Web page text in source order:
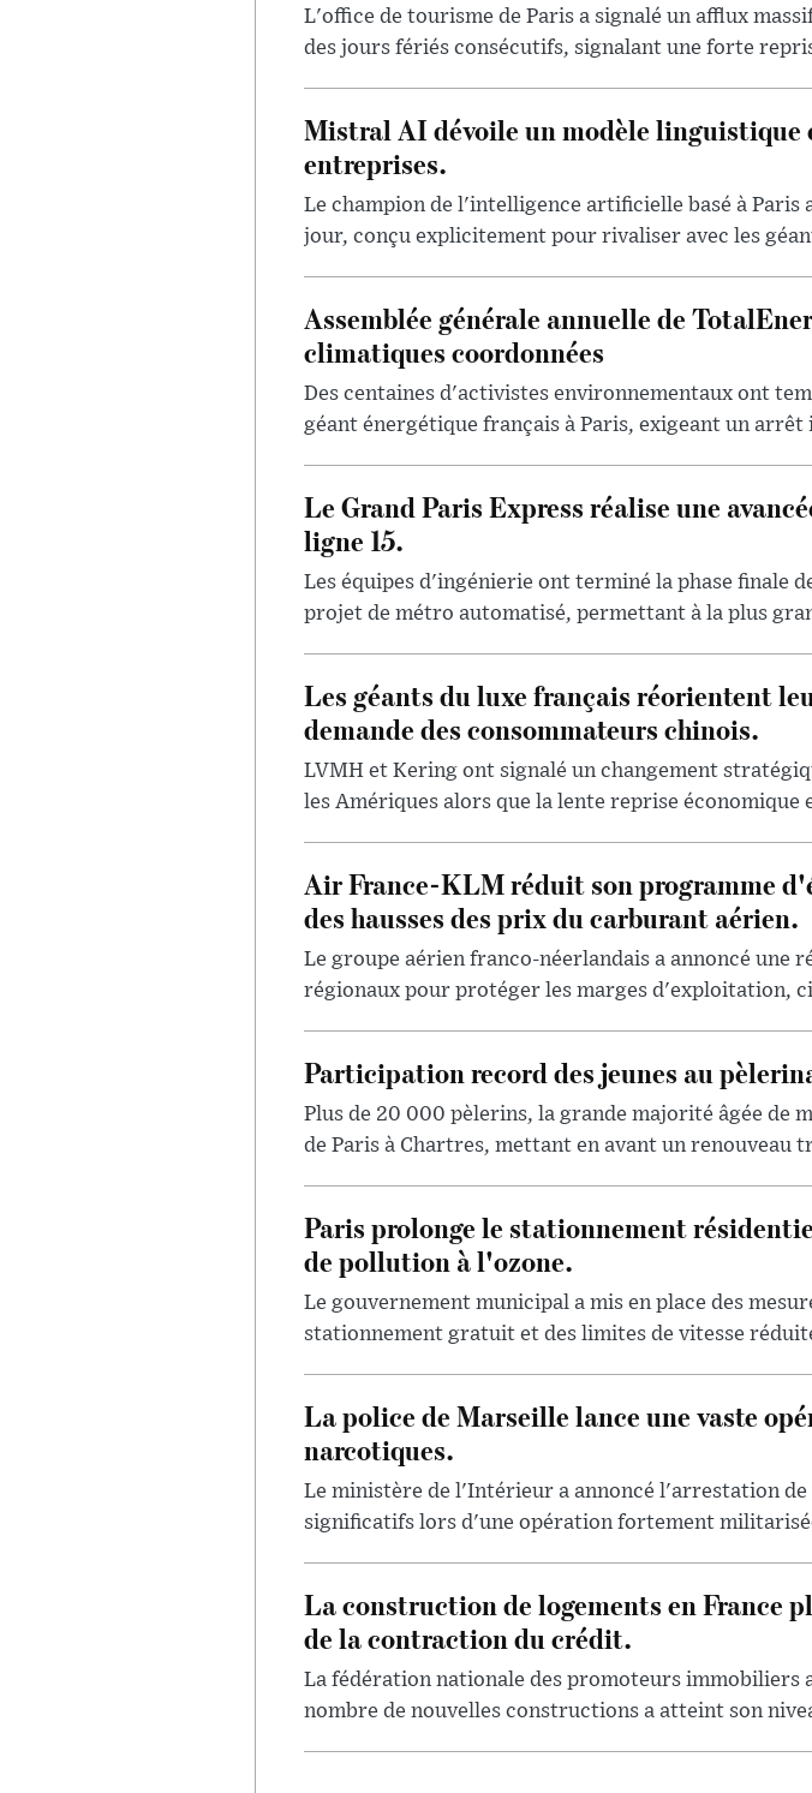
L'office de tourisme de Paris a signalé un afflux
des jours fériés consécutifs, signalant une forte
Mistral AI dévoile un modèle linguistique
entreprises.
Le champion de l'intelligence artificielle basé à Paris
jour, conçu explicitement pour rivaliser avec les
Assemblée générale annuelle de
climatiques coordonnées
Des centaines d'activistes environnementaux ont
géant énergétique français à Paris, exigeant un arrêt
Le Grand Paris Express réalise une
ligne 15.
Les équipes d'ingénierie ont terminé la phase finale
projet de métro automatisé, permettant à la plus
Les géants du luxe français réorientent
demande des consommateurs chinois.
LVMH et Kering ont signalé un changement
les Amériques alors que la lente reprise économique
Air France-KLM réduit son programme
des hausses des prix du carburant aérien.
Le groupe aérien franco-néerlandais a annoncé une
régionaux pour protéger les marges d'exploitation,
Participation record des jeunes au
Plus de 20 000 pèlerins, la grande majorité âgée de
de Paris à Chartres, mettant en avant un renouveau
Paris prolonge le stationnement
de pollution à l'ozone.
Le gouvernement municipal a mis en place des
stationnement gratuit et des limites de vitesse
La police de Marseille lance une vaste
narcotiques.
Le ministère de l'Intérieur a annoncé l'arrestation
significatifs lors d'une opération fortement
La construction de logements en France
de la contraction du crédit.
La fédération nationale des promoteurs immobiliers
nombre de nouvelles constructions a atteint son